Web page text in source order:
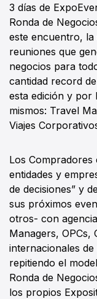
3 días de
Ronda de
este encuentro,
reuniones que
negocios para
cantidad record
esta edición y por
mismos: Travel
Viajes
Los Compradores
entidades y
de decisiones” y
sus próximos
otros- con
Managers, OPCs,
internacionales
repitiendo el
Ronda de
los propios